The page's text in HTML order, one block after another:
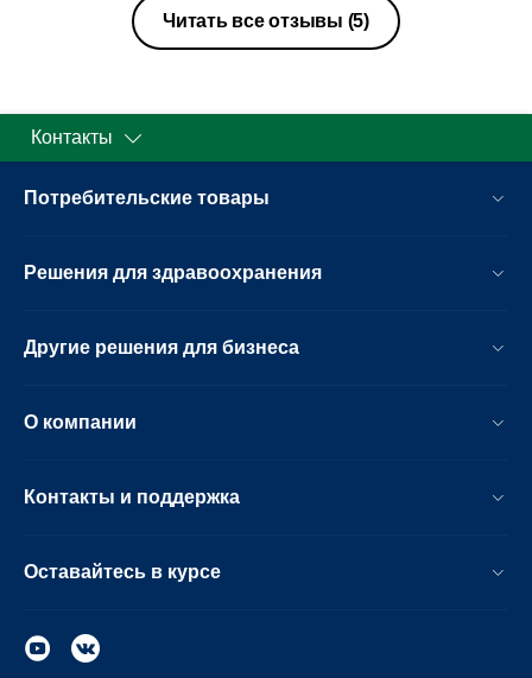
Читать все отзывы (5)
Контакты
Потребительские товары
Решения для здравоохранения
Другие решения для бизнеса
О компании
Контакты и поддержка
Оставайтесь в курсе